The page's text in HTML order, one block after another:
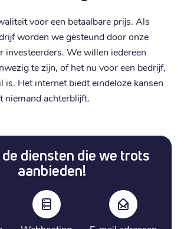
voor een betaalbare prijs. Als
worden we gesteund door onze
investeerders. We willen iedereen
te zijn, of het nu voor een bedrijf,
is. Het internet biedt eindeloze kansen
niemand achterblijft.
diensten die we trots
aanbieden!